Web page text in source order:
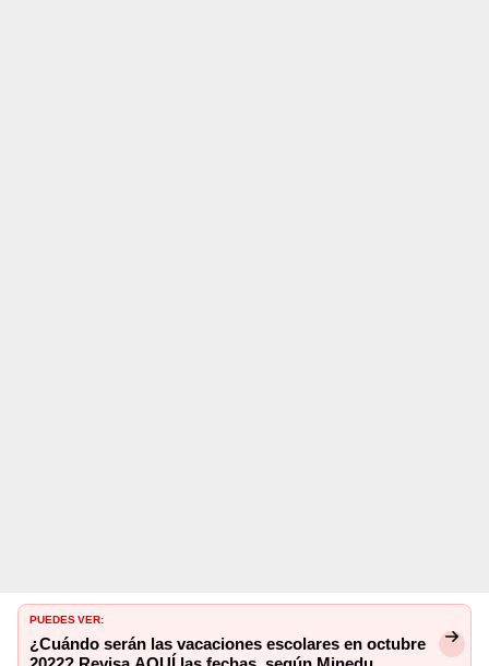
PUEDES VER:
¿Cuándo serán las vacaciones escolares en octubre